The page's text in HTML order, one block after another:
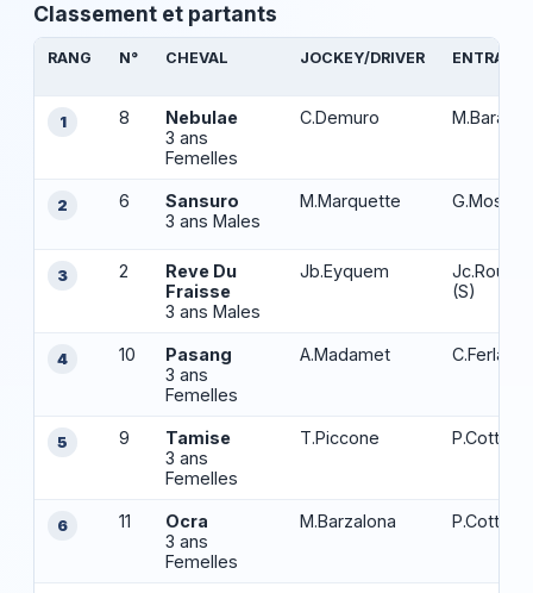
Classement et partants
RANG N° CHEVAL JOCKEY/DRIVER
1 8
Nebulae
3 ans
Femelles
C.Demuro M.Baratti
2 6
Sansuro
3 ans Males
M.Marquette G.Mosse
3 2
Reve Du
Fraisse
3 ans Males
Jb.Eyquem
Jc.Rouget
(S)
4 10
Pasang
3 ans
Femelles
A.Madamet C.Ferland
5 9
Tamise
3 ans
Femelles
T.Piccone P.Cottier
6 11
Ocra
3 ans
Femelles
M.Barzalona P.Cottier